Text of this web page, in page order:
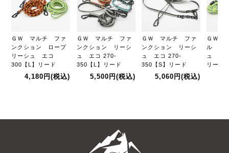
ＧＷ マルチ ファ
ンクション ロープ
リーシュ エコ
300【L】リード
4,180円(税込)
ＧＷ マルチ ファ
ンクション リーシ
ュ エコ 270-
350【L】リード
5,500円 (税込)
ＧＷ マルチ ファ
ンクション リーシ
ュ エコ 270-
350【S】リード
5,060円 (税込)
ＧＷ
ル ロ
ュ エ
リード